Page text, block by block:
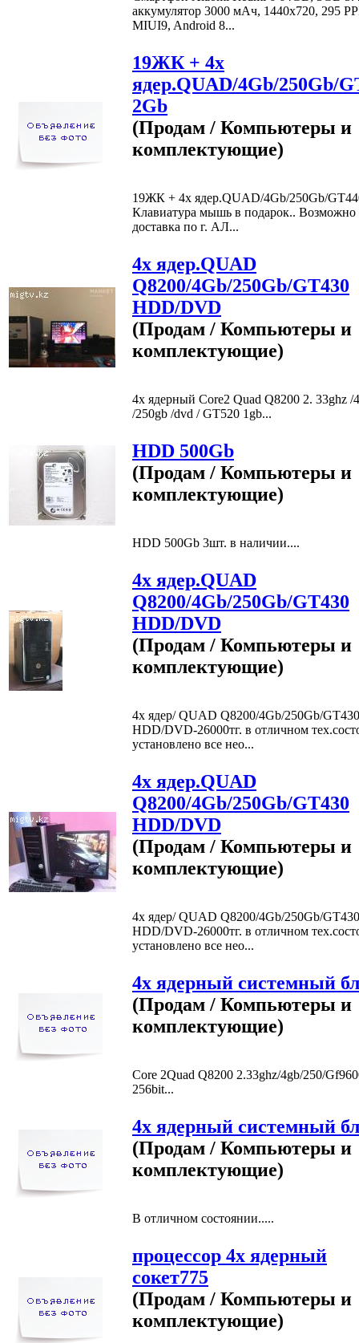
аккумулятор 3000 мАч, 1440х720, 295
MIUI9, Android 8...
19ЖК + 4х
ядер.QUAD/4Gb/250Gb/
2Gb
(Продам / Компьютеры и
комплектующие)
19ЖК + 4х ядер.QUAD/4Gb/250Gb/
Клавиатура мышь в подарок.. Возможно
доставка по г. АЛ...
4х ядер.QUAD
Q8200/4Gb/250Gb/GT430
HDD/DVD
(Продам / Компьютеры и
комплектующие)
4х ядерный Core2 Quad Q8200 2. 33ghz /
/250gb /dvd / GT520 1gb...
HDD 500Gb
(Продам / Компьютеры и
комплектующие)
HDD 500Gb 3шт. в наличии....
4х ядер.QUAD
Q8200/4Gb/250Gb/GT430
HDD/DVD
(Продам / Компьютеры и
комплектующие)
4х ядер/ QUAD Q8200/4Gb/250Gb/GT430
HDD/DVD-26000тг. в отличном
установлено все нео...
4х ядер.QUAD
Q8200/4Gb/250Gb/GT430
HDD/DVD
(Продам / Компьютеры и
комплектующие)
4х ядер/ QUAD Q8200/4Gb/250Gb/GT430
HDD/DVD-26000тг. в отличном
установлено все нео...
4х ядерный системный
(Продам / Компьютеры и
комплектующие)
Core 2Quad Q8200 2.33ghz/4gb/250/
256bit...
4х ядерный системный
(Продам / Компьютеры и
комплектующие)
В отличном состоянии.....
процессор 4х ядерный
сокет775
(Продам / Компьютеры и
комплектующие)